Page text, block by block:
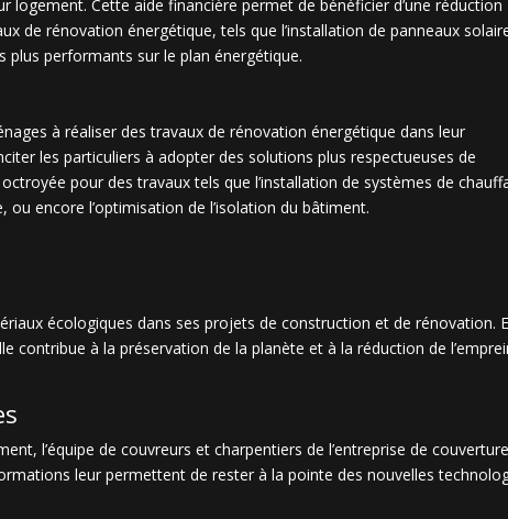
Cette aide financière permet de bénéficier d’une réduction
de rénovation énergétique, tels que l’installation de panneaux
plus performants sur le plan énergétique.
à réaliser des travaux de rénovation énergétique dans leur
les particuliers à adopter des solutions plus respectueuses de
pour des travaux tels que l’installation de systèmes de
encore l’optimisation de l’isolation du bâtiment.
écologiques dans ses projets de construction et de rénovation.
contribue à la préservation de la planète et à la réduction de
l’équipe de couvreurs et charpentiers de l’entreprise de
leur permettent de rester à la pointe des nouvelles